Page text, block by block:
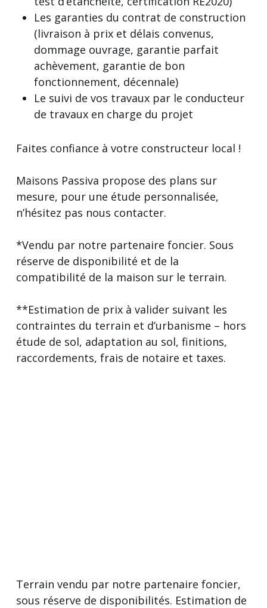
Les garanties du contrat de construction
(livraison à prix et délais convenus,
dommage ouvrage, garantie parfait
achèvement, garantie de bon
fonctionnement, décennale)
Le suivi de vos travaux par le conducteur
de travaux en charge du projet
Faites confiance à votre constructeur local !
Maisons Passiva propose des plans sur
mesure, pour une étude personnalisée,
n’hésitez pas nous contacter.
*Vendu par notre partenaire foncier. Sous
réserve de disponibilité et de la
compatibilité de la maison sur le terrain.
**Estimation de prix à valider suivant les
contraintes du terrain et d’urbanisme – hors
étude de sol, adaptation au sol, finitions,
raccordements, frais de notaire et taxes.
Terrain vendu par notre partenaire foncier,
sous réserve de disponibilités. Estimation de